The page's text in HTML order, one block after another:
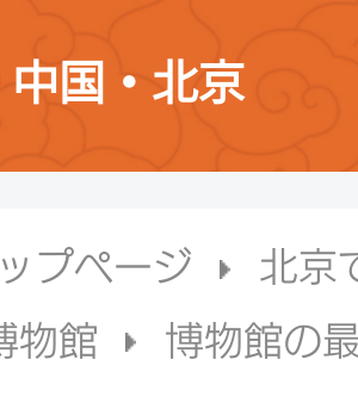
中国・北京
プページ
北京
物館
博物館の